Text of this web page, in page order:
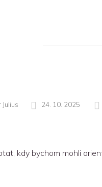
24. 10. 2025
kdy bychom mohli